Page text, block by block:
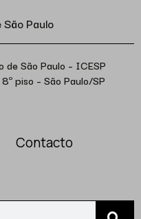
Paulo
São Paulo – ICESP
piso – São Paulo/SP
Contacto